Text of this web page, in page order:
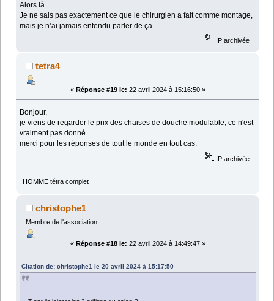
Alors là…
Je ne sais pas exactement ce que le chirurgien a fait comme montage,
mais je n’ai jamais entendu parler de ça.
IP archivée
tetra4
« Réponse #19 le: 22 avril 2024 à 15:16:50 »
Bonjour,
je viens de regarder le prix des chaises de douche modulable, ce n'est
vraiment pas donné
merci pour les réponses de tout le monde en tout cas.
IP archivée
HOMME tétra complet
christophe1
Membre de l'association
« Réponse #18 le: 22 avril 2024 à 14:49:47 »
Citation de: christophe1 le 20 avril 2024 à 15:17:50